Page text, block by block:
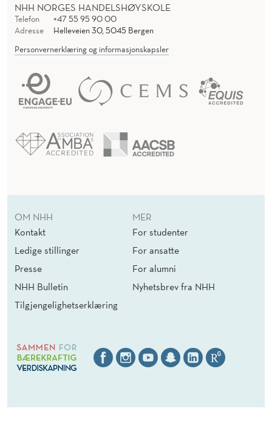
NHH NORGES HANDELSHØYSKOLE
Telefon
+47 55 95 90 00
Adresse
Helleveien 30, 5045 Bergen
Personvernerklæring og informasjonskapsler
OM NHH
Kontakt
Ledige stillinger
Presse
NHH Bulletin
Tilgjengelighetserklæring
MER
For studenter
For ansatte
For alumni
Nyhetsbrev fra NHH